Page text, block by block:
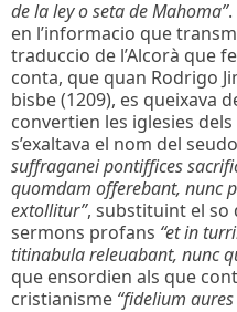
de la ley o seta de Mahoma”
en l’informacio que
traduccio de l’Alcorà que
conta, que quan Rodrigo
bisbe (1209), es queixava
convertien les iglesies
s’exaltava el nom del
suffraganei pontiffices
quomdam offerebant, nunc
extollitur”, substituint el so
sermons profans “et in
titinabula releuabant, nunc
que ensordien als que
cristianisme “fidelium